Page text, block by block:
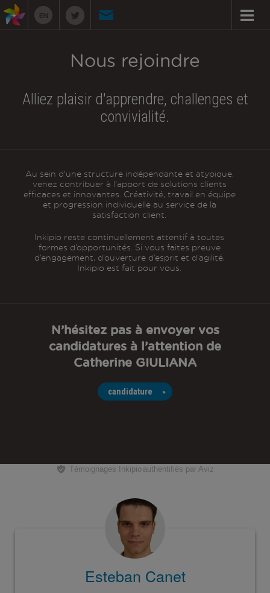
Nous rejoindre
Alliez plaisir d'apprendre, challenges et
convivialité.
Au sein d'une structure indépendante et atypique,
venez contribuer à l'apport de solutions clients
efficaces et innovantes. Créativité, travail en équipe
et progression individuelle au service de la
satisfaction client.
Inkipio reste continuellement attentif à toutes
formes d’opportunités. Si vous faites preuve
d’engagement, d’ouverture d’esprit et d’agilité,
Inkipio est fait pour vous.
N’hésitez pas à envoyer vos
candidatures à l’attention de
Catherine GIULIANA
candidature